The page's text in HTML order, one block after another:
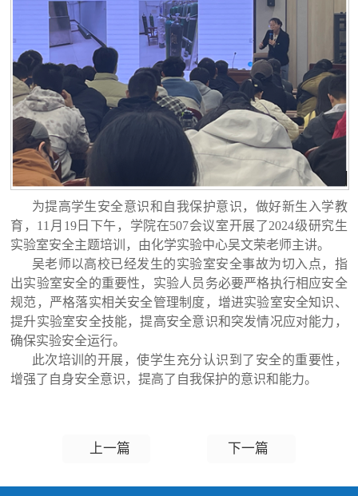
为提高学生安全意识和自我保护意识，做好新生入学教
育，11月19日下午，学院在507会议室开展了2024级研究生
实验室安全主题培训，由化学实验中心吴文荣老师主讲。
吴老师以高校已经发生的实验室安全事故为切入点，指
出实验室安全的重要性，实验人员务必要严格执行相应安全
规范，严格落实相关安全管理制度，增进实验室安全知识、
提升实验室安全技能，提高安全意识和突发情况应对能力，
确保实验安全运行。
此次培训的开展，使学生充分认识到了安全的重要性，
增强了自身安全意识，提高了自我保护的意识和能力。
上一篇 下一篇